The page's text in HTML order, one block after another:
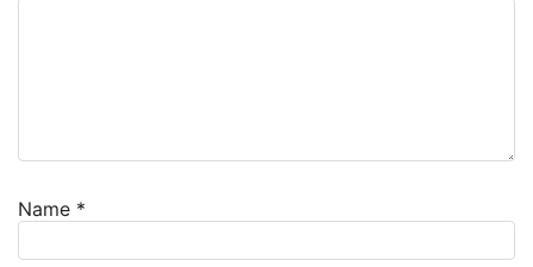
Name *